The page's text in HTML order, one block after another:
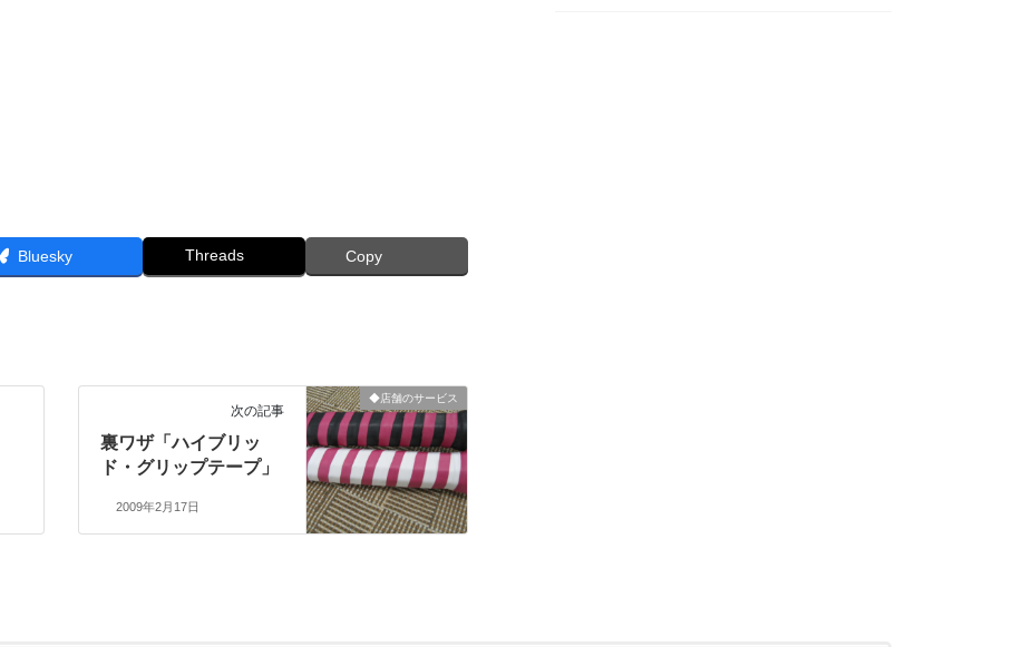
Bluesky Threads Copy
◆店舗のサービス
次の記事
裏ワザ「ハイブリッ
ド・グリップテープ」
2009年2月17日